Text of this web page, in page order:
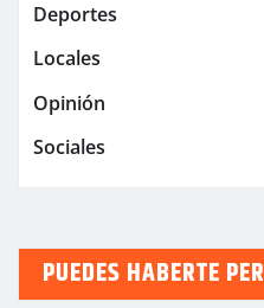
Deportes
Locales
Opinión
Sociales
PUEDES HABERTE